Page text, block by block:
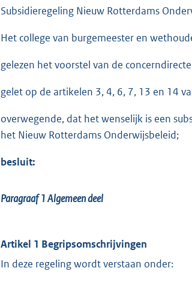
Subsidieregeling Nieuw Rotterdams
Het college van burgemeester en
gelezen het voorstel van de
gelet op de artikelen 3, 4, 6, 7, 13 en 14
overwegende, dat het wenselijk is een
het Nieuw Rotterdams Onderwijsbeleid;
besluit:
Paragraaf 1Algemeen deel
Artikel 1 Begripsomschrijvingen
In deze regeling wordt verstaan onder: